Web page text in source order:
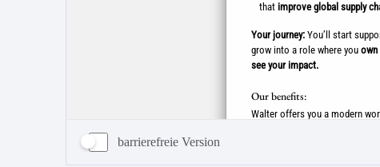
barrierefreie Version